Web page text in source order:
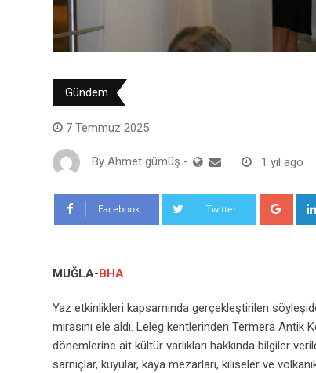
Gündem
7 Temmuz 2025
By Ahmet gümüş - 1 yıl ago
Facebook Twitter
MUĞLA-BHA
Yaz etkinlikleri kapsamında gerçekleştirilen
mirasını ele aldı. Leleg kentlerinden Termera
dönemlerine ait kültür varlıkları hakkında bilgiler
sarnıçlar, kuyular, kaya mezarları, kiliseler ve